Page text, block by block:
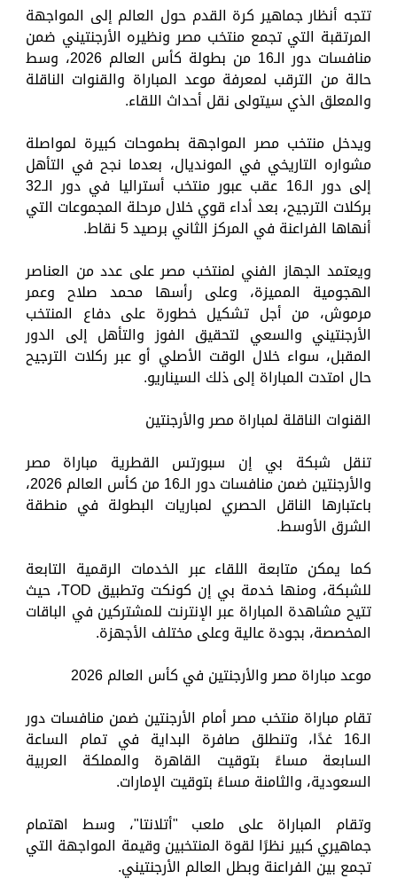
تتجه أنظار جماهير كرة القدم حول العالم إلى المواجهة
المرتقبة التي تجمع منتخب مصر ونظيره الأرجنتيني ضمن
منافسات دور الـ16 من بطولة كأس العالم 2026، وسط
حالة من الترقب لمعرفة موعد المباراة والقنوات الناقلة
والمعلق الذي سيتولى نقل أحداث اللقاء.
ويدخل منتخب مصر المواجهة بطموحات كبيرة لمواصلة
مشواره التاريخي في المونديال، بعدما نجح في التأهل
إلى دور الـ16 عقب عبور منتخب أستراليا في دور الـ32
بركلات الترجيح، بعد أداء قوي خلال مرحلة المجموعات التي
أنهاها الفراعنة في المركز الثاني برصيد 5 نقاط.
ويعتمد الجهاز الفني لمنتخب مصر على عدد من العناصر
الهجومية المميزة، وعلى رأسها محمد صلاح وعمر
مرموش، من أجل تشكيل خطورة على دفاع المنتخب
الأرجنتيني والسعي لتحقيق الفوز والتأهل إلى الدور
المقبل، سواء خلال الوقت الأصلي أو عبر ركلات الترجيح
حال امتدت المباراة إلى ذلك السيناريو.
القنوات الناقلة لمباراة مصر والأرجنتين
تنقل شبكة بي إن سبورتس القطرية مباراة مصر
والأرجنتين ضمن منافسات دور الـ16 من كأس العالم 2026،
باعتبارها الناقل الحصري لمباريات البطولة في منطقة
الشرق الأوسط.
كما يمكن متابعة اللقاء عبر الخدمات الرقمية التابعة
للشبكة، ومنها خدمة بي إن كونكت وتطبيق TOD، حيث
تتيح مشاهدة المباراة عبر الإنترنت للمشتركين في الباقات
المخصصة، بجودة عالية وعلى مختلف الأجهزة.
موعد مباراة مصر والأرجنتين في كأس العالم 2026
تقام مباراة منتخب مصر أمام الأرجنتين ضمن منافسات دور
الـ16 غدًا، وتنطلق صافرة البداية في تمام الساعة
السابعة مساءً بتوقيت القاهرة والمملكة العربية
السعودية، والثامنة مساءً بتوقيت الإمارات.
وتقام المباراة على ملعب "أتلانتا"، وسط اهتمام
جماهيري كبير نظرًا لقوة المنتخبين وقيمة المواجهة التي
تجمع بين الفراعنة وبطل العالم الأرجنتيني.